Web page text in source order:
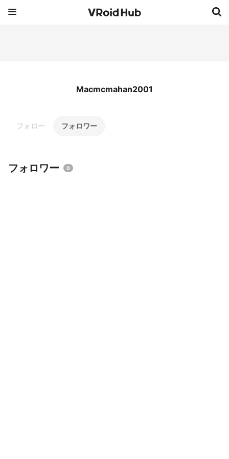
Macmcmahan2001
フォロー フォロワー
フォロワー 0